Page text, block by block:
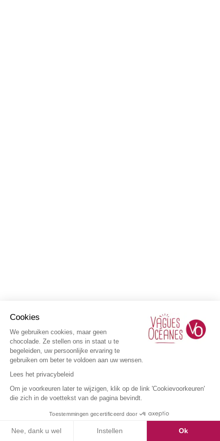
Cookies
We gebruiken cookies, maar geen
chocolade. Ze stellen ons in staat u te
begeleiden, uw persoonlijke ervaring te
gebruiken om beter te voldoen aan uw wensen.
Lees het privacybeleid
Om je voorkeuren later te wijzigen, klik op de link 'Cookievoorkeuren'
die zich in de voettekst van de pagina bevindt.
Toestemmingen gecertificeerd door
Nee, dank u wel Instellen Ok